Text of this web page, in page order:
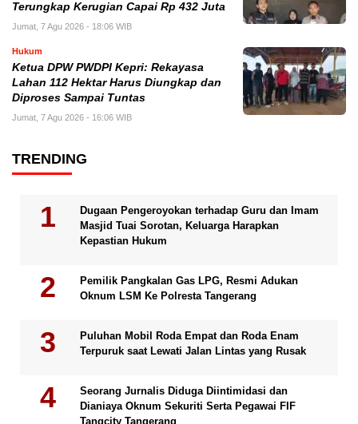
Terungkap Kerugian Capai Rp 432 Juta
Jumat, 7 Agu 2026 - 18:06 WIB
Hukum
Ketua DPW PWDPI Kepri: Rekayasa
Lahan 112 Hektar Harus Diungkap dan
Diproses Sampai Tuntas
Jumat, 7 Agu 2026 - 16:06 WIB
TRENDING
Dugaan Pengeroyokan terhadap Guru dan Imam
Masjid Tuai Sorotan, Keluarga Harapkan
Kepastian Hukum
Pemilik Pangkalan Gas LPG, Resmi Adukan
Oknum LSM Ke Polresta Tangerang
Puluhan Mobil Roda Empat dan Roda Enam
Terpuruk saat Lewati Jalan Lintas yang Rusak
Seorang Jurnalis Diduga Diintimidasi dan
Dianiaya Oknum Sekuriti Serta Pegawai FIF
Tangcity Tangerang